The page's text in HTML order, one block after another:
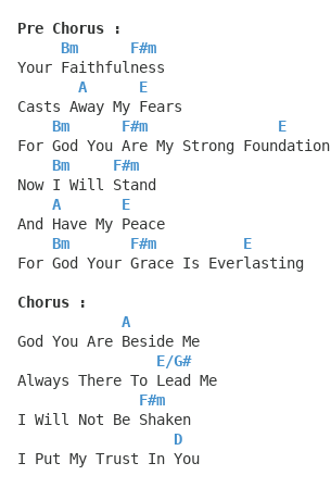
Pre Chorus :
Bm
F#m
Your Faithfulness
A
E
Casts Away My Fears
Bm
F#m
E
For God You Are My Strong Foundation
Bm
F#m
Now I Will Stand
A
E
And Have My Peace
Bm
F#m
E
For God Your Grace Is Everlasting
Chorus :
A
God You Are Beside Me
E/G#
Always There To Lead Me
F#m
I Will Not Be Shaken
D
I Put My Trust In You